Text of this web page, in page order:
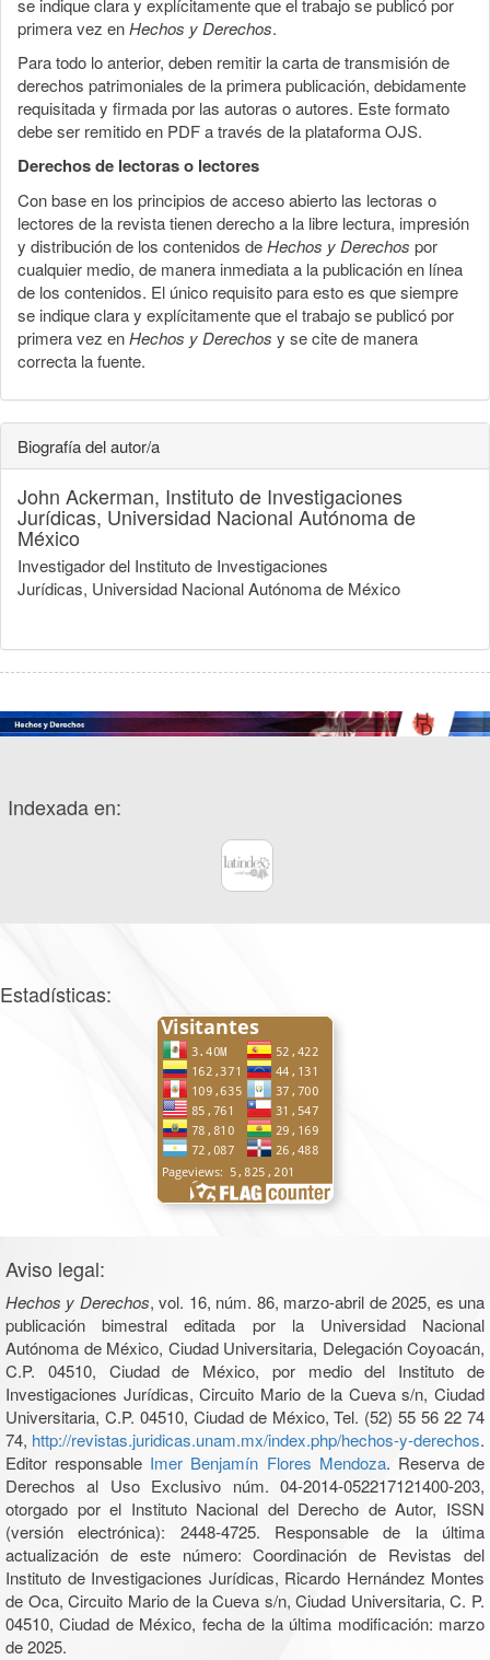
se indique clara y explícitamente que el trabajo se publicó por
primera vez enHechos y Derechos.
Para todo lo anterior, deben remitir la carta de transmisión de
derechos patrimoniales de la primera publicación, debidamente
requisitada y firmada por las autoras o autores. Este formato
debe ser remitido en PDF a través de la plataforma OJS.
Derechos de lectoras o lectores
Con base en los principios de acceso abierto las lectoras o
lectores de la revista tienen derecho a la libre lectura, impresión
y distribución de los contenidos deHechos y Derechos por
cualquier medio, de manera inmediata a la publicación en línea
de los contenidos. El único requisito para esto es que siempre
se indique clara y explícitamente que el trabajo se publicó por
primera vez enHechos y Derechos y se cite de manera
correcta la fuente.
Biografía del autor/a
John Ackerman, Instituto de Investigaciones
Jurídicas, Universidad Nacional Autónoma de
México
Investigador del Instituto de Investigaciones
Jurídicas, Universidad Nacional Autónoma de México
Indexada en:
Estadísticas:
Aviso legal:
Hechos y Derechos, vol. 16, núm. 86, marzo-abril de 2025, es una
publicación bimestral editada por la Universidad Nacional
Autónoma de México, Ciudad Universitaria, Delegación Coyoacán,
C.P. 04510, Ciudad de México, por medio del Instituto de
Investigaciones Jurídicas, Circuito Mario de la Cueva s/n, Ciudad
Universitaria, C.P. 04510, Ciudad de México, Tel. (52) 55 56 22 74
74, http://revistas.juridicas.unam.mx/index.php/hechos-y-derechos.
Editor responsable Imer Benjamín Flores Mendoza. Reserva de
Derechos al Uso Exclusivo núm. 04-2014-052217121400-203,
otorgado por el Instituto Nacional del Derecho de Autor, ISSN
(versión electrónica): 2448-4725. Responsable de la última
actualización de este número: Coordinación de Revistas del
Instituto de Investigaciones Jurídicas, Ricardo Hernández Montes
de Oca, Circuito Mario de la Cueva s/n, Ciudad Universitaria, C. P.
04510, Ciudad de México, fecha de la última modificación: marzo
de 2025.